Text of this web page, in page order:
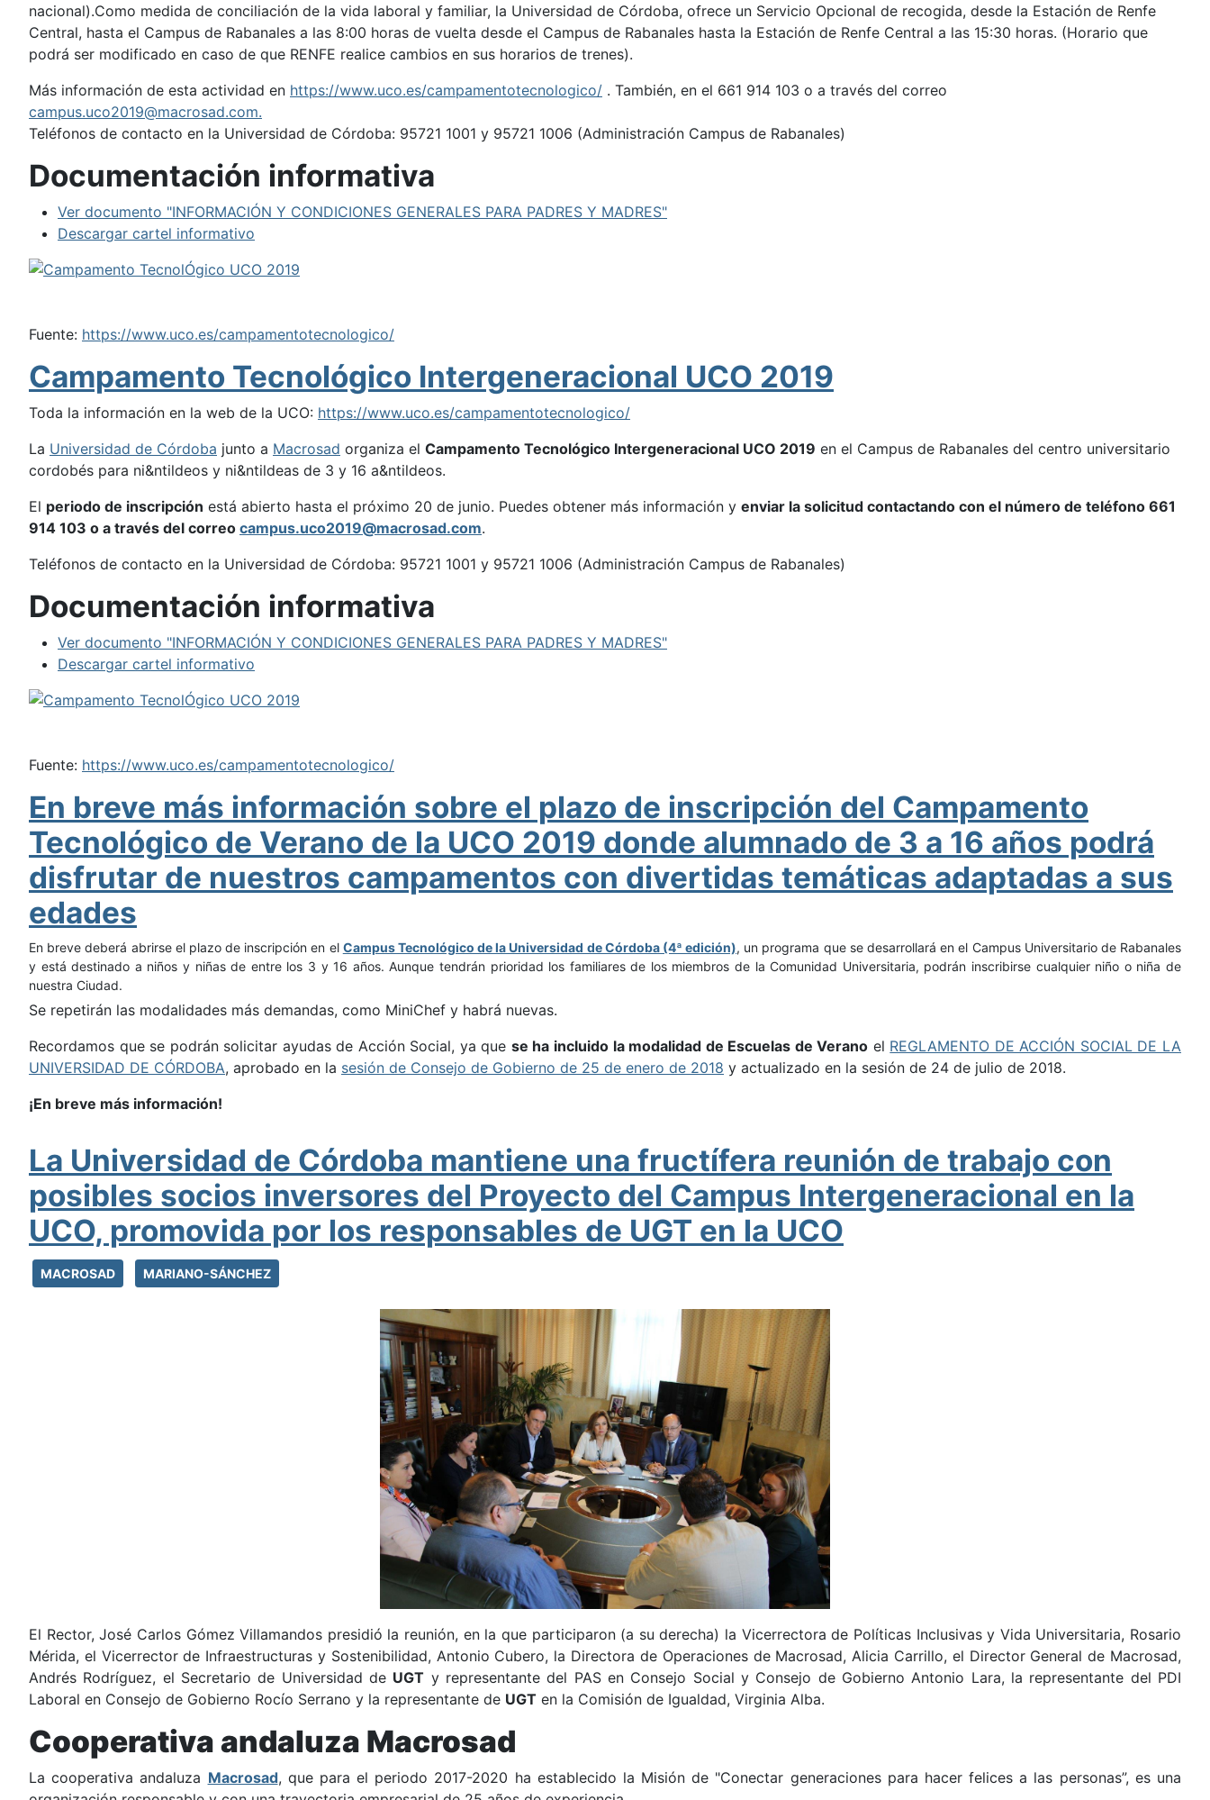
nacional).Como medida de conciliación de la vida laboral y familiar, la Universidad de Córdoba, ofrece un Servicio Opcional de recogida, desde la Estación de Renfe
Central, hasta el Campus de Rabanales a las 8:00 horas de vuelta desde el Campus de Rabanales hasta la Estación de Renfe Central a las 15:30 horas. (Horario que
podrá ser modificado en caso de que RENFE realice cambios en sus horarios de trenes).
Más información de esta actividad en https://www.uco.es/campamentotecnologico/ . También, en el 661 914 103 o a través del correo
campus.uco2019@macrosad.com.
Teléfonos de contacto en la Universidad de Córdoba: 95721 1001 y 95721 1006 (Administración Campus de Rabanales)
Documentación informativa
Ver documento "INFORMACIÓN Y CONDICIONES GENERALES PARA PADRES Y MADRES"
Descargar cartel informativo
Fuente: https://www.uco.es/campamentotecnologico/
Campamento Tecnológico Intergeneracional UCO 2019
Toda la información en la web de la UCO: https://www.uco.es/campamentotecnologico/
La Universidad de Córdoba junto a Macrosad organiza el Campamento Tecnológico Intergeneracional UCO 2019 en el Campus de Rabanales del centro universitario
cordobés para ni&ntildeos y ni&ntildeas de 3 y 16 a&ntildeos.
El periodo de inscripción está abierto hasta el próximo 20 de junio. Puedes obtener más información y enviar la solicitud contactando con el número de teléfono 661
914 103 o a través del correo campus.uco2019@macrosad.com.
Teléfonos de contacto en la Universidad de Córdoba: 95721 1001 y 95721 1006 (Administración Campus de Rabanales)
Documentación informativa
Ver documento "INFORMACIÓN Y CONDICIONES GENERALES PARA PADRES Y MADRES"
Descargar cartel informativo
Fuente: https://www.uco.es/campamentotecnologico/
En breve más información sobre el plazo de inscripción del Campamento
Tecnológico de Verano de la UCO 2019 donde alumnado de 3 a 16 años podrá
disfrutar de nuestros campamentos con divertidas temáticas adaptadas a sus
edades
En breve deberá abrirse el plazo de inscripción en el Campus Tecnológico de la Universidad de Córdoba (4ª edición), un programa que se desarrollará en el Campus Universitario de Rabanales
y está destinado a niños y niñas de entre los 3 y 16 años. Aunque tendrán prioridad los familiares de los miembros de la Comunidad Universitaria, podrán inscribirse cualquier niño o niña de
nuestra Ciudad.
Se repetirán las modalidades más demandas, como MiniChef y habrá nuevas.
Recordamos que se podrán solicitar ayudas de Acción Social, ya que se ha incluido la modalidad de Escuelas de Verano el REGLAMENTO DE ACCIÓN SOCIAL DE LA
UNIVERSIDAD DE CÓRDOBA, aprobado en la sesión de Consejo de Gobierno de 25 de enero de 2018 y actualizado en la sesión de 24 de julio de 2018.
¡En breve más información!
La Universidad de Córdoba mantiene una fructífera reunión de trabajo con
posibles socios inversores del Proyecto del Campus Intergeneracional en la
UCO, promovida por los responsables de UGT en la UCO
MACROSAD MARIANO-SÁNCHEZ
El Rector, José Carlos Gómez Villamandos presidió la reunión, en la que participaron (a su derecha) la Vicerrectora de Políticas Inclusivas y Vida Universitaria, Rosario
Mérida, el Vicerrector de Infraestructuras y Sostenibilidad, Antonio Cubero, la Directora de Operaciones de Macrosad, Alicia Carrillo, el Director General de Macrosad,
Andrés Rodríguez, el Secretario de Universidad de UGT y representante del PAS en Consejo Social y Consejo de Gobierno Antonio Lara, la representante del PDI
Laboral en Consejo de Gobierno Rocío Serrano y la representante de UGT en la Comisión de Igualdad, Virginia Alba.
Cooperativa andaluza Macrosad
La cooperativa andaluza Macrosad, que para el periodo 2017-2020 ha establecido la Misión de "Conectar generaciones para hacer felices a las personas”, es una